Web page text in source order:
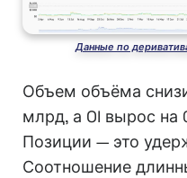
Данные по
Объем объёма
млрд, а OI вырос на
Позиции — это
Соотношение